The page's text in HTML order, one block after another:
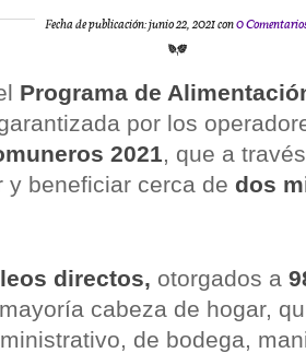
Fecha de publicación: junio 22, 2021 con0
Programa de
por los
2021, que a
y beneficiar cerca de dos
directos, otorgados a
cabeza de hogar,
de bodega,